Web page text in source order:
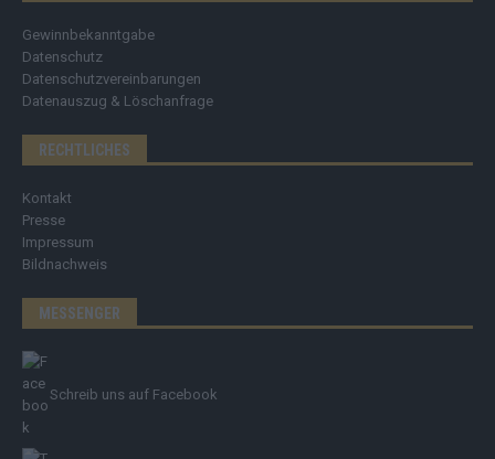
Gewinnbekanntgabe
Datenschutz
Datenschutzvereinbarungen
Datenauszug & Löschanfrage
RECHTLICHES
Kontakt
Presse
Impressum
Bildnachweis
MESSENGER
Schreib uns auf Facebook